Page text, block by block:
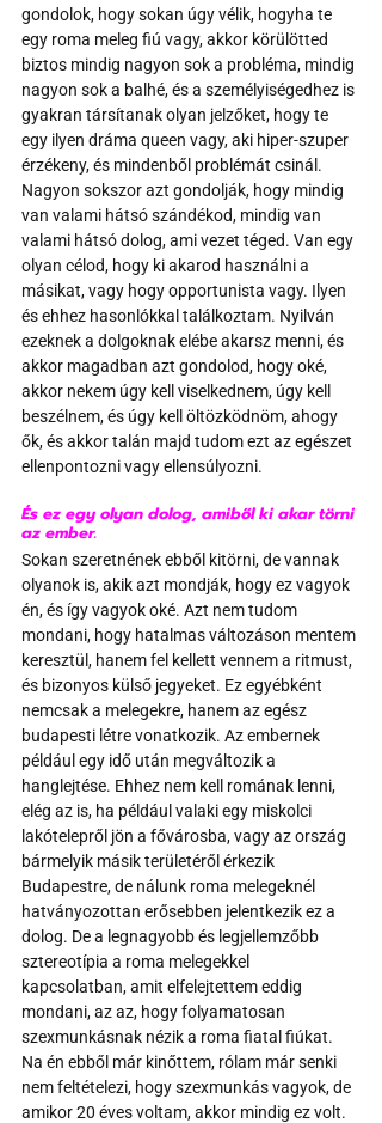
gondolok, hogy sokan úgy vélik, hogyha te
egy roma meleg fiú vagy, akkor körülötted
biztos mindig nagyon sok a probléma, mindig
nagyon sok a balhé, és a személyiségedhez is
gyakran társítanak olyan jelzőket, hogy te
egy ilyen dráma queen vagy, aki hiper-szuper
érzékeny, és mindenből problémát csinál.
Nagyon sokszor azt gondolják, hogy mindig
van valami hátsó szándékod, mindig van
valami hátsó dolog, ami vezet téged. Van egy
olyan célod, hogy ki akarod használni a
másikat, vagy hogy opportunista vagy. Ilyen
és ehhez hasonlókkal találkoztam. Nyilván
ezeknek a dolgoknak elébe akarsz menni, és
akkor magadban azt gondolod, hogy oké,
akkor nekem úgy kell viselkednem, úgy kell
beszélnem, és úgy kell öltözködnöm, ahogy
ők, és akkor talán majd tudom ezt az egészet
ellenpontozni vagy ellensúlyozni.
És ez egy olyan dolog, amiből ki akar törni
az ember.
Sokan szeretnének ebből kitörni, de vannak
olyanok is, akik azt mondják, hogy ez vagyok
én, és így vagyok oké. Azt nem tudom
mondani, hogy hatalmas változáson mentem
keresztül, hanem fel kellett vennem a ritmust,
és bizonyos külső jegyeket. Ez egyébként
nemcsak a melegekre, hanem az egész
budapesti létre vonatkozik. Az embernek
például egy idő után megváltozik a
hanglejtése. Ehhez nem kell romának lenni,
elég az is, ha például valaki egy miskolci
lakótelepről jön a fővárosba, vagy az ország
bármelyik másik területéről érkezik
Budapestre, de nálunk roma melegeknél
hatványozottan erősebben jelentkezik ez a
dolog. De a legnagyobb és legjellemzőbb
sztereotípia a roma melegekkel
kapcsolatban, amit elfelejtettem eddig
mondani, az az, hogy folyamatosan
szexmunkásnak nézik a roma fiatal fiúkat.
Na én ebből már kinőttem, rólam már senki
nem feltételezi, hogy szexmunkás vagyok, de
amikor 20 éves voltam, akkor mindig ez volt.